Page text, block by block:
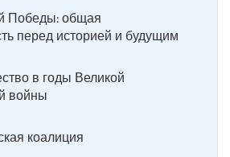
Победы: общая
перед историей и будущим
в годы Великой
войны
коалиция